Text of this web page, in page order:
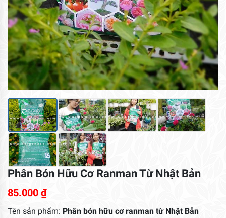
Phân Bón Hữu Cơ Ranman Từ Nhật Bản
85.000 ₫
Tên sản phẩm: Phân bón hữu cơ ranman từ Nhật Bản